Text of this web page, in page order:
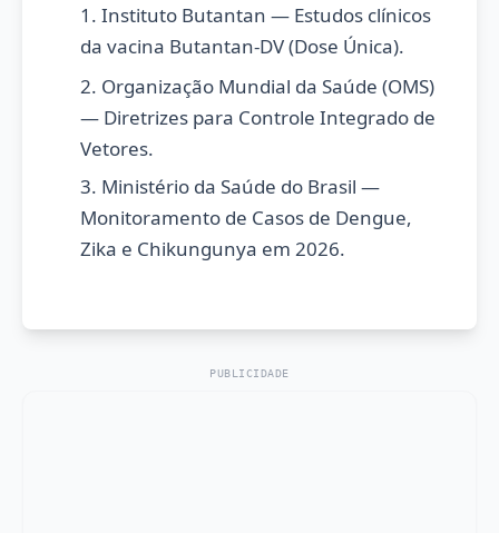
1. Instituto Butantan — Estudos clínicos
da vacina Butantan-DV (Dose Única).
2. Organização Mundial da Saúde (OMS)
— Diretrizes para Controle Integrado de
Vetores.
3. Ministério da Saúde do Brasil —
Monitoramento de Casos de Dengue,
Zika e Chikungunya em 2026.
PUBLICIDADE